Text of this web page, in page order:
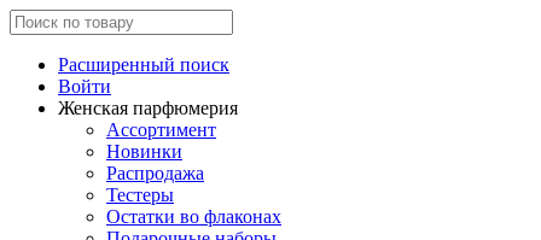
Расширенный поиск
Войти
Женская парфюмерия
Ассортимент
Новинки
Распродажа
Тестеры
Остатки во флаконах